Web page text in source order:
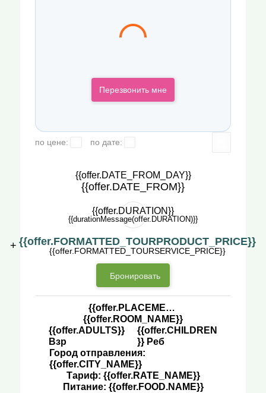
Перезвонить мне
по цене: по дате:
{{offer.DATE_FROM_DAY}}
{{offer.DATE_FROM}}
{{offer.DURATION}}
{{durationMessage(offer.DURATION)}}
+ {{offer.FORMATTED_TOURPRODUCT_PRICE}}
{{offer.FORMATTED_TOURSERVICE_PRICE}}
Бронировать
{{offer.PLACEMENT.NAME}}
{{offer.ROOM_NAME}}
{{offer.ADULTS}}
Взр
{{offer.CHILDREN
}} Реб
Город отправления:
{{offer.CITY_NAME}}
Тариф: {{offer.RATE_NAME}}
Питание: {{offer.FOOD.NAME}}